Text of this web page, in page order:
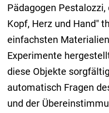
Pädagogen
Kopf, Herz und Hand"
einfachsten
Experimente
diese Objekte
automatisch Fragen
und der